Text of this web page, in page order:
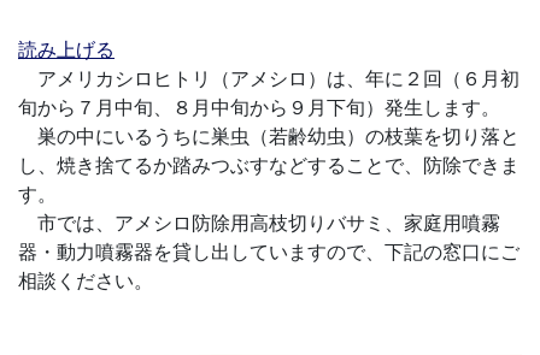
読み上げる
アメリカシロヒトリ（アメシロ）は、年に２回（６月初
旬から７月中旬、８月中旬から９月下旬）発生します。
巣の中にいるうちに巣虫（若齢幼虫）の枝葉を切り落と
し、焼き捨てるか踏みつぶすなどすることで、防除できま
す。
市では、アメシロ防除用高枝切りバサミ、家庭用噴霧
器・動力噴霧器を貸し出していますので、下記の窓口にご
相談ください。